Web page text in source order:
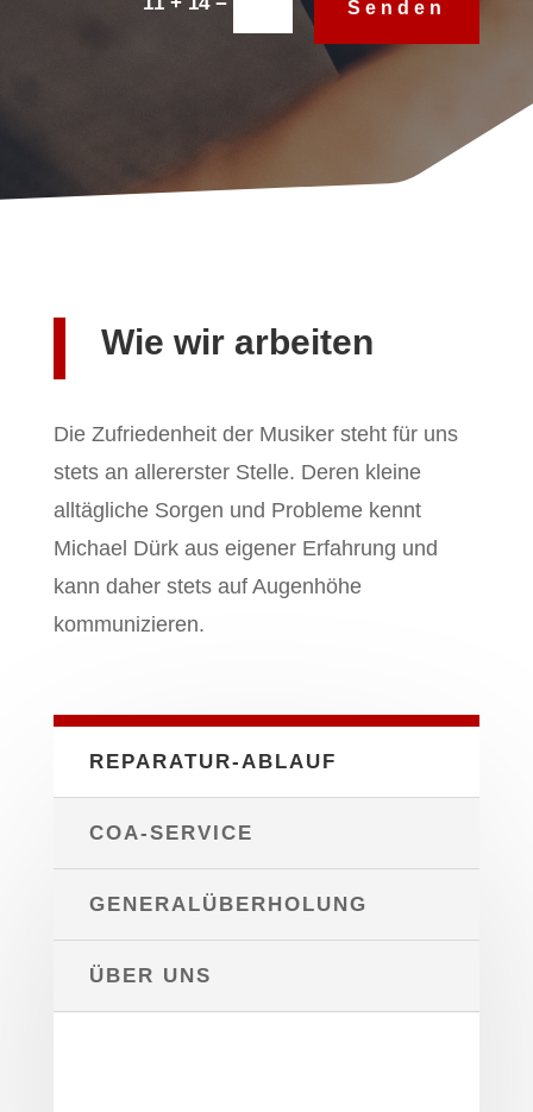
Senden
Wie wir arbeiten
Die Zufriedenheit der Musiker steht für uns
stets an allererster Stelle. Deren kleine
alltägliche Sorgen und Probleme kennt
Michael Dürk aus eigener Erfahrung und
kann daher stets auf Augenhöhe
kommunizieren.
REPARATUR-ABLAUF
COA-SERVICE
GENERALÜBERHOLUNG
ÜBER UNS